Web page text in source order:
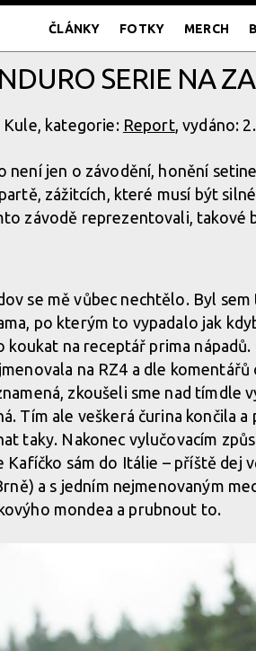
ČLÁNKY FOTKY MERCH
SERIE NA
kategorie: Report, vydáno:
není jen o závodění, honění
zážitcích, které musí být
závodě reprezentovali, takové
se mě vůbec nechtělo. Byl
po kterým to vypadalo jak
koukat na receptář prima
na RZ4 a dle
zkoušeli sme nad tímdle
Tím ale veškerá čurina končila
taky. Nakonec vylučovacím
Kafíčko sám do Itálie – příště dej
a s jedním nejmenovaným
mondea a prubnout to.